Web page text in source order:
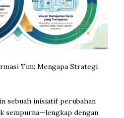
Tim: Mengapa Strategi
sebuah inisiatif perubahan
sempurna—lengkap dengan